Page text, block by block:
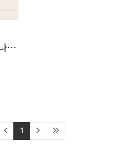
모차르트 바이올린 소나타 전곡 연주 시리즈 IV
1 (current)